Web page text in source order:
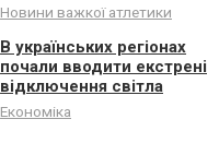
Новини важкої атлетики
В українських регіонах
почали вводити екстрені
відключення світла
Економіка